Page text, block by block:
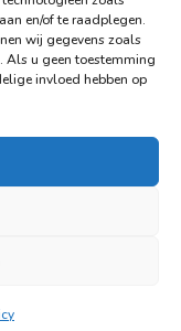
en/of te raadplegen.
wij gegevens zoals
Als u geen toestemming
invloed hebben op
Design